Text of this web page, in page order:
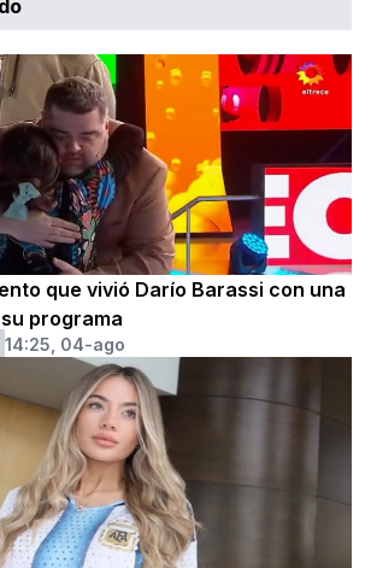
que vivió Darío Barassi con una
programa
14:25, 04-ago